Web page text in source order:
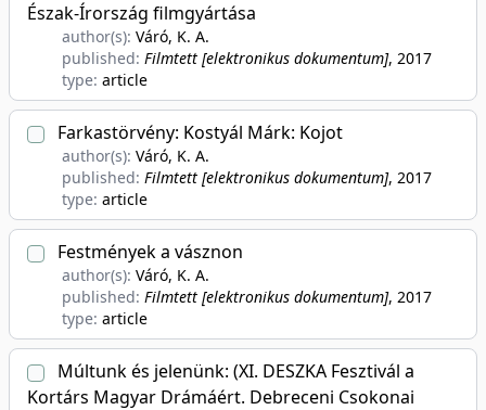
Észak-Írország filmgyártása
author(s): Váró, K. A.
published: Filmtett [elektronikus dokumentum], 2017
type: article
Farkastörvény: Kostyál Márk: Kojot
author(s): Váró, K. A.
published: Filmtett [elektronikus dokumentum], 2017
type: article
Festmények a vásznon
author(s): Váró, K. A.
published: Filmtett [elektronikus dokumentum], 2017
type: article
Múltunk és jelenünk: (XI. DESZKA Fesztivál a
Kortárs Magyar Drámáért. Debreceni Csokonai